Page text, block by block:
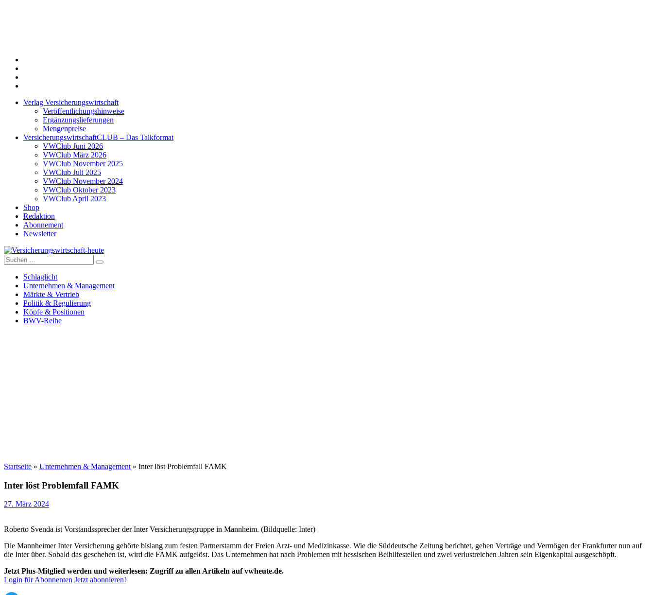
Verlag Versicherungswirtschaft
Veröffentlichungshinweise
Ergänzungslieferungen
Mengenpreise
VersicherungswirtschaftCLUB – Das Talkformat
VWClub Juni 2026
VWClub März 2026
VWClub November 2025
VWClub Juli 2025
VWClub November 2024
VWClub Oktober 2023
VWClub April 2023
Shop
Redaktion
Abonnement
Newsletter
Versicherungswirtschaft-heute
Suche
nach:
Schlaglicht
Unternehmen & Management
Märkte & Vertrieb
Politik & Regulierung
Köpfe & Positionen
BWV-Reihe
Startseite » Unternehmen & Management » Inter löst Problemfall FAMK
Inter löst Problemfall FAMK
27. März 2024
Roberto Svenda ist Vorstandssprecher der Inter Versicherungsgruppe in Mannheim. (Bildquelle: Inter)
Die Mannheimer Inter Versicherung gehörte bislang zum festen Partnerstamm der Freien Arzt- und Medizinkasse. Wie die Süddeutsche Zeitung berichtet, gehen Verträge und Vermögen der Frankfurter nun auf
die Inter über. Sobald das geschehen ist, wird die FAMK aufgelöst. Das Unternehmen hat nach Problemen mit hessischen Beihilfestellen und zwei verlustreichen Jahren sein Eigenkapital ausgeschöpft.
Jetzt Plus-Mitglied werden und weiterlesen: Zugriff zu allen Artikeln auf vwheute.de.
Login für Abonnenten Jetzt abonnieren!